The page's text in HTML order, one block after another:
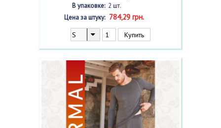
В упаковке:2 шт.
Цена за штуку:784,29 грн.